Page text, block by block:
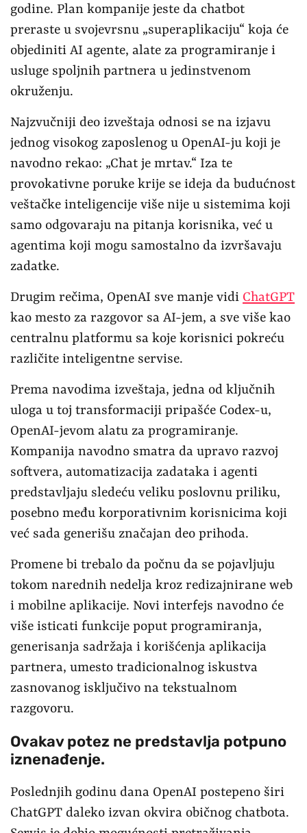
godine. Plan kompanije jeste da chatbot
preraste u svojevrsnu „superaplikaciju“ koja će
objediniti AI agente, alate za programiranje i
usluge spoljnih partnera u jedinstvenom
okruženju.
Najzvučniji deo izveštaja odnosi se na izjavu
jednog visokog zaposlenog u OpenAI-ju koji je
navodno rekao: „Chat je mrtav.“ Iza te
provokativne poruke krije se ideja da budućnost
veštačke inteligencije više nije u sistemima koji
samo odgovaraju na pitanja korisnika, već u
agentima koji mogu samostalno da izvršavaju
zadatke.
Drugim rečima, OpenAI sve manje vidi ChatGPT
kao mesto za razgovor sa AI-jem, a sve više kao
centralnu platformu sa koje korisnici pokreću
različite inteligentne servise.
Prema navodima izveštaja, jedna od ključnih
uloga u toj transformaciji pripašće Codex-u,
OpenAI-jevom alatu za programiranje.
Kompanija navodno smatra da upravo razvoj
softvera, automatizacija zadataka i agenti
predstavljaju sledeću veliku poslovnu priliku,
posebno među korporativnim korisnicima koji
već sada generišu značajan deo prihoda.
Promene bi trebalo da počnu da se pojavljuju
tokom narednih nedelja kroz redizajnirane web
i mobilne aplikacije. Novi interfejs navodno će
više isticati funkcije poput programiranja,
generisanja sadržaja i korišćenja aplikacija
partnera, umesto tradicionalnog iskustva
zasnovanog isključivo na tekstualnom
razgovoru.
Ovakav potez ne predstavlja potpuno
iznenađenje.
Poslednjih godinu dana OpenAI postepeno širi
ChatGPT daleko izvan okvira običnog chatbota.